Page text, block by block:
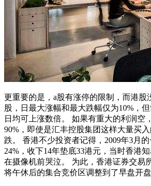
更重要的是，a股有涨停的限制，而港股
股，日最大涨幅和最大跌幅仅为10%，
日均可上涨数倍。 如果有重大的利润空
90%，即使是汇丰控股集团这样大量买
跌。 香港不少投资者记得，2009年3月
24%，收下14年垫底33港元，当时香港
在摄像机前哭泣。 为此，香港证券交易
将午休后的集合竞价区调整到了早盘开盘